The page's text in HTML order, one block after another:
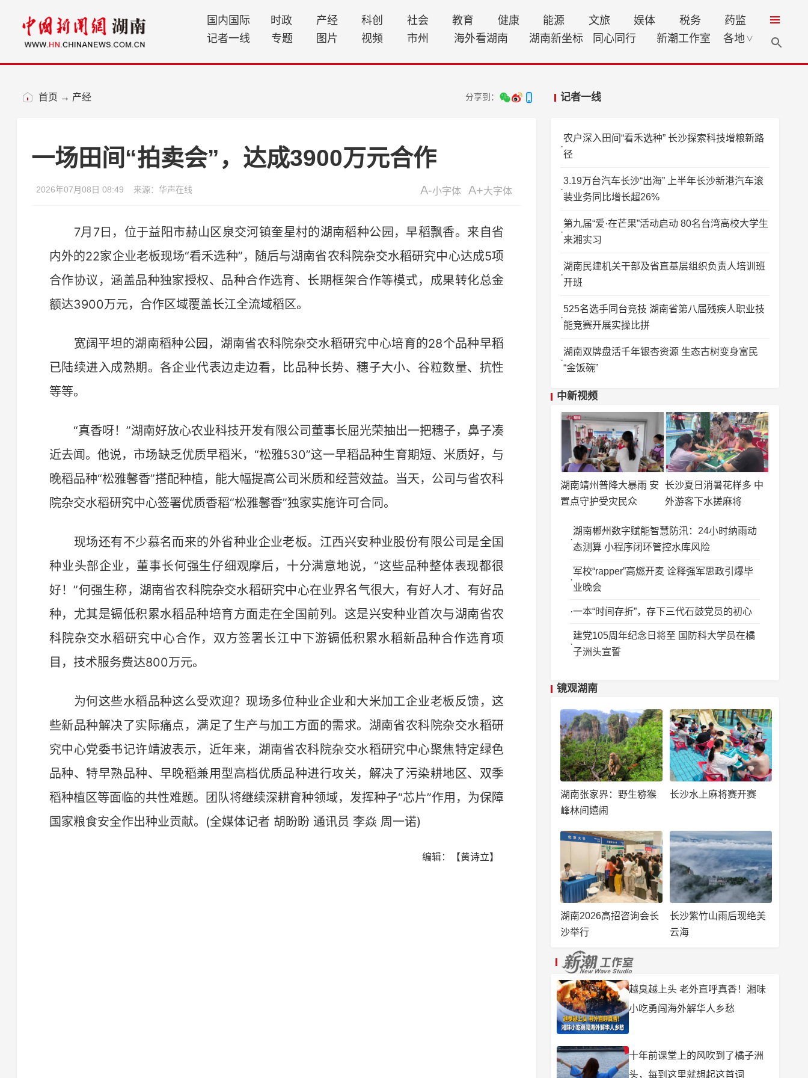
国内国际 时政 产经 科创 社会 教育 健康 能源 文旅 娱体 税务
药监
记者一线
专题 图片 视频 市州 海外看湖南 湖南新坐标 同心同行 新潮工作室 各地 ∨
首页 → 产经 分享到： 记者一线
一场田间“拍卖会”，达成3900万元合作
2026年07月08日 08:49 来源：华声在线 A-小字体 A+大字体
7月7日，位于益阳市赫山区泉交河镇奎星村的湖南稻种公园，早稻飘香。来自省
内外的22家企业老板现场“看禾选种”，随后与湖南省农科院杂交水稻研究中心达成5项
合作协议，涵盖品种独家授权、品种合作选育、长期框架合作等模式，成果转化总金
额达3900万元，合作区域覆盖长江全流域稻区。
宽阔平坦的湖南稻种公园，湖南省农科院杂交水稻研究中心培育的28个品种早稻
已陆续进入成熟期。各企业代表边走边看，比品种长势、穗子大小、谷粒数量、抗性
等等。
“真香呀！”湖南好放心农业科技开发有限公司董事长屈光荣抽出一把穗子，鼻子凑
近去闻。他说，市场缺乏优质早稻米，“松雅530”这一早稻品种生育期短、米质好，与
晚稻品种“松雅馨香”搭配种植，能大幅提高公司米质和经营效益。当天，公司与省农科
院杂交水稻研究中心签署优质香稻“松雅馨香”独家实施许可合同。
现场还有不少慕名而来的外省种业企业老板。江西兴安种业股份有限公司是全国
种业头部企业，董事长何强生仔细观摩后，十分满意地说，“这些品种整体表现都很
好！”何强生称，湖南省农科院杂交水稻研究中心在业界名气很大，有好人才、有好品
种，尤其是镉低积累水稻品种培育方面走在全国前列。这是兴安种业首次与湖南省农
科院杂交水稻研究中心合作，双方签署长江中下游镉低积累水稻新品种合作选育项
目，技术服务费达800万元。
为何这些水稻品种这么受欢迎？现场多位种业企业和大米加工企业老板反馈，这
些新品种解决了实际痛点，满足了生产与加工方面的需求。湖南省农科院杂交水稻研
究中心党委书记许靖波表示，近年来，湖南省农科院杂交水稻研究中心聚焦特定绿色
品种、特早熟品种、早晚稻兼用型高档优质品种进行攻关，解决了污染耕地区、双季
稻种植区等面临的共性难题。团队将继续深耕育种领域，发挥种子“芯片”作用，为保障
国家粮食安全作出种业贡献。(全媒体记者 胡盼盼 通讯员 李焱 周一诺)
编辑：【黄诗立】
农户深入田间“看禾选种” 长沙探索科技增粮新路
径
3.19万台汽车长沙“出海” 上半年长沙新港汽车滚
装业务同比增长超26%
第九届“爱·在芒果”活动启动 80名台湾高校大学生
来湘实习
湖南民建机关干部及省直基层组织负责人培训班
开班
525名选手同台竞技 湖南省第八届残疾人职业技
能竞赛开展实操比拼
湖南双牌盘活千年银杏资源 生态古树变身富民
“金饭碗”
中新视频
湖南靖州普降大暴雨 安
置点守护受灾民众
长沙夏日消暑花样多 中
外游客下水搓麻将
湖南郴州数字赋能智慧防汛：24小时纳雨动
态测算 小程序闭环管控水库风险
军校“rapper”高燃开麦 诠释强军思政引爆毕
业晚会
一本“时间存折”，存下三代石鼓党员的初心
建党105周年纪念日将至 国防科大学员在橘
子洲头宣誓
镜观湖南
湖南张家界：野生猕猴
峰林间嬉闹
长沙水上麻将赛开赛
湖南2026高招咨询会长
沙举行
长沙紫竹山雨后现绝美
云海
越臭越上头 老外直呼真香！湘味
小吃勇闯海外解华人乡愁
十年前课堂上的风吹到了橘子洲
头，每到这里就想起这首词